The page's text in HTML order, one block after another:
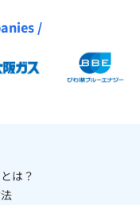
/
は？